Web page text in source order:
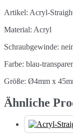
Artikel: Acryl-
Material: Acryl
Schraubgewinde:
Farbe: blau-
Größe: Ø4mm x
Ähnliche